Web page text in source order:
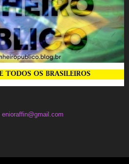
enioraffin@gmail.com